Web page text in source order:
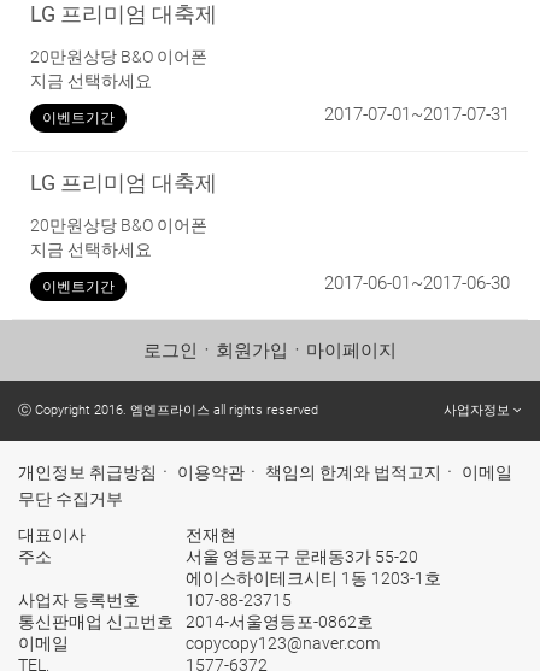
LG 프리미엄 대축제
20만원상당 B&O 이어폰
지금 선택하세요
이벤트기간 2017-07-01~2017-07-31
LG 프리미엄 대축제
20만원상당 B&O 이어폰
지금 선택하세요
이벤트기간 2017-06-01~2017-06-30
로그인 ㆍ 회원가입 ㆍ 마이페이지
ⓒ Copyright 2016. 엠엔프라이스 all rights reserved 사업자정보
개인정보 취급방침 ㆍ 이용약관 ㆍ 책임의 한계와 법적고지 ㆍ 이메일
무단 수집거부
대표이사
전재현
주소
서울 영등포구 문래동3가 55-20
에이스하이테크시티 1동 1203-1호
사업자 등록번호
107-88-23715
통신판매업 신고번호
2014-서울영등포-0862호
이메일
copycopy123@naver.com
TEL.
1577-6372